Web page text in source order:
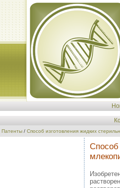
Патенты / Способ изготовления жидких